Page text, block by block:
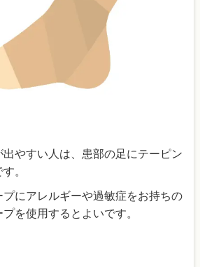
やすい人は、患部の足にテーピン
。
にアレルギーや過敏症をお持ちの
を使用するとよいです。